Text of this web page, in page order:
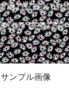
サンプル画像